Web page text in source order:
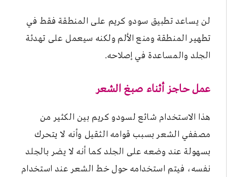
لن يساعد تطبيق سودو كريم على المنطقة فقط في
تطهير المنطقة ومنع الألم ولكنه سيعمل على تهدئة
الجلد والمساعدة في إصلاحه.
عمل حاجز أثناء صبغ الشعر
هذا الاستخدام شائع لسودو كريم بين الكثير من
مصففي الشعر بسبب قوامه الثقيل وأنه لا يتحرك
بسهولة عند وضعه على الجلد كما أنه لا يضر بالجلد
نفسه، فيتم استخدامه حول خط الشعر عند استخدام